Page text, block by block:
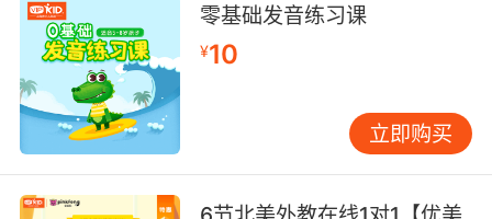
零基础发音练习课
¥10
立即购买